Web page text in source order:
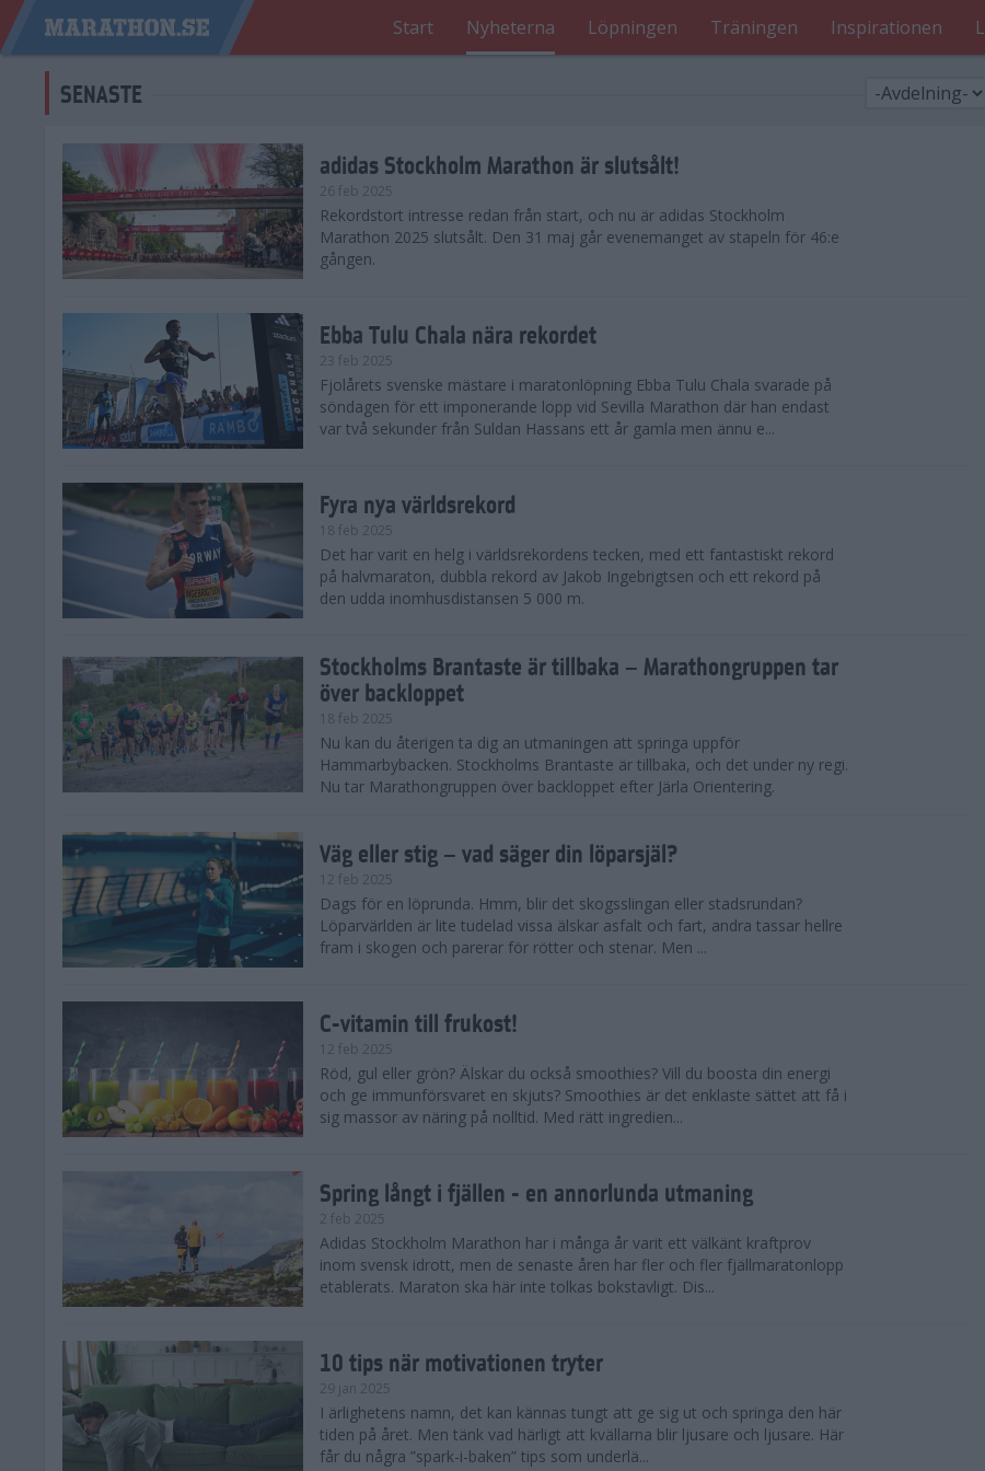
Start Nyheterna Löpningen Träningen Inspirationen
SENASTE
adidas Stockholm Marathon är slutsålt!
26 feb 2025
Rekordstort intresse redan från start, och nu är adidas Stockholm
Marathon 2025 slutsålt. Den 31 maj går evenemanget av stapeln för 46:e
gången.
Ebba Tulu Chala nära rekordet
23 feb 2025
Fjolårets svenske mästare i maratonlöpning Ebba Tulu Chala svarade på
söndagen för ett imponerande lopp vid Sevilla Marathon där han endast
var två sekunder från Suldan Hassans ett år gamla men ännu e...
Fyra nya världsrekord
18 feb 2025
Det har varit en helg i världsrekordens tecken, med ett fantastiskt rekord
på halvmaraton, dubbla rekord av Jakob Ingebrigtsen och ett rekord på
den udda inomhusdistansen 5 000 m.
Stockholms Brantaste är tillbaka – Marathongruppen tar
över backloppet
18 feb 2025
Nu kan du återigen ta dig an utmaningen att springa uppför
Hammarbybacken. Stockholms Brantaste är tillbaka, och det under ny regi.
Nu tar Marathongruppen över backloppet efter Järla Orientering.
Väg eller stig – vad säger din löparsjäl?
12 feb 2025
Dags för en löprunda. Hmm, blir det skogsslingan eller stadsrundan?
Löparvärlden är lite tudelad vissa älskar asfalt och fart, andra tassar hellre
fram i skogen och parerar för rötter och stenar. Men ...
C-vitamin till frukost!
12 feb 2025
Röd, gul eller grön? Älskar du också smoothies? Vill du boosta din energi
och ge immunförsvaret en skjuts? Smoothies är det enklaste sättet att få i
sig massor av näring på nolltid. Med rätt ingredien...
Spring långt i fjällen - en annorlunda utmaning
2 feb 2025
Adidas Stockholm Marathon har i många år varit ett välkänt kraftprov
inom svensk idrott, men de senaste åren har fler och fler fjällmaratonlopp
etablerats. Maraton ska här inte tolkas bokstavligt. Dis...
10 tips när motivationen tryter
29 jan 2025
I ärlighetens namn, det kan kännas tungt att ge sig ut och springa den här
tiden på året. Men tänk vad härligt att kvällarna blir ljusare och ljusare. Här
får du några ”spark-i-baken” tips som underlä...